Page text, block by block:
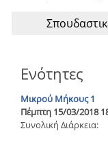
Ενότητες
Μικρού Μήκους 1
Πέμπτη 15/03/2018
Συνολική Διάρκεια: